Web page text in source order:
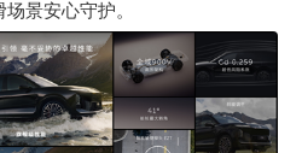
景安心守护。